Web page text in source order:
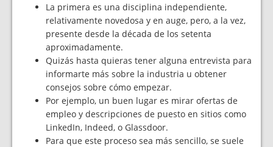
La primera es una disciplina independiente,
relativamente novedosa y en auge, pero, a la vez,
presente desde la década de los setenta
aproximadamente.
Quizás hasta quieras tener alguna entrevista para
informarte más sobre la industria u obtener
consejos sobre cómo empezar.
Por ejemplo, un buen lugar es mirar ofertas de
empleo y descripciones de puesto en sitios como
LinkedIn, Indeed, o Glassdoor.
Para que este proceso sea más sencillo, se suele